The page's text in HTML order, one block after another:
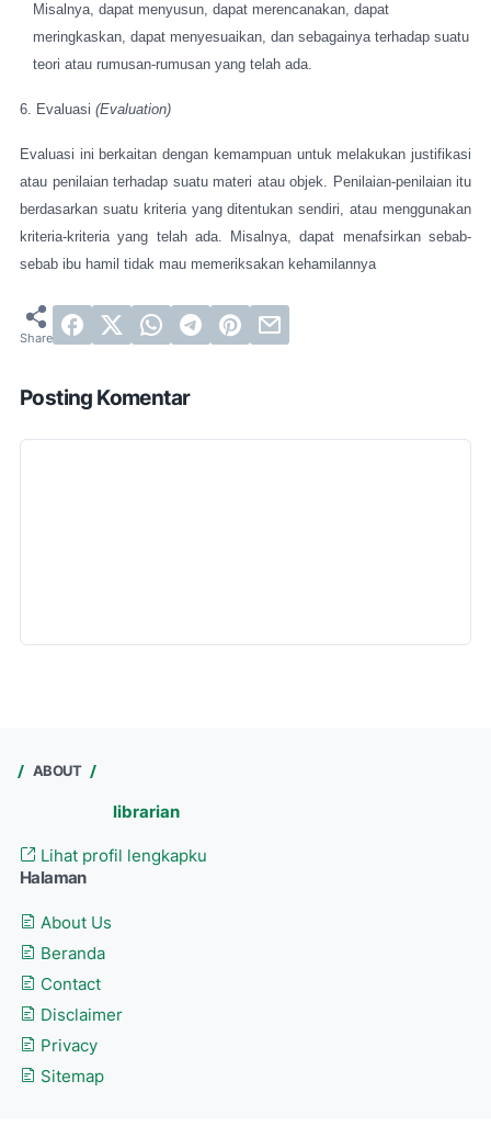
Misalnya, dapat menyusun, dapat merencanakan, dapat
meringkaskan, dapat menyesuaikan, dan sebagainya terhadap suatu
teori atau rumusan-rumusan yang telah ada.
6. Evaluasi (Evaluation)
Evaluasi ini berkaitan dengan kemampuan untuk melakukan justifikasi
atau penilaian terhadap suatu materi atau objek. Penilaian-penilaian itu
berdasarkan suatu kriteria yang ditentukan sendiri, atau menggunakan
kriteria-kriteria yang telah ada. Misalnya, dapat menafsirkan sebab-
sebab ibu hamil tidak mau memeriksakan kehamilannya
Posting Komentar
ABOUT
librarian
Lihat profil lengkapku
Halaman
About Us
Beranda
Contact
Disclaimer
Privacy
Sitemap